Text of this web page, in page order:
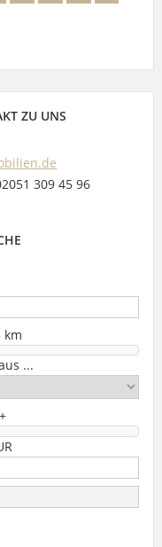
ZU UNS
309 45 96
km
...
+